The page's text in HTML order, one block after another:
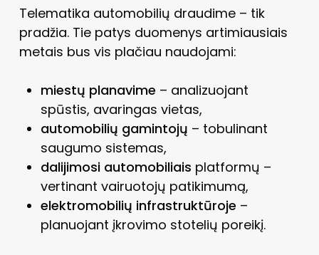
Telematika automobilių draudime – tik
pradžia. Tie patys duomenys artimiausiais
metais bus vis plačiau naudojami:
miestų planavime – analizuojant
spūstis, avaringas vietas,
automobilių gamintojų – tobulinant
saugumo sistemas,
dalijimosi automobiliais platformų –
vertinant vairuotojų patikimumą,
elektromobilių infrastruktūroje –
planuojant įkrovimo stotelių poreikį.